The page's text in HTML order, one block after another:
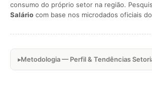
consumo do próprio setor na região.
Salário com base nos microdados oficiais do
Metodologia — Perfil & Tendências